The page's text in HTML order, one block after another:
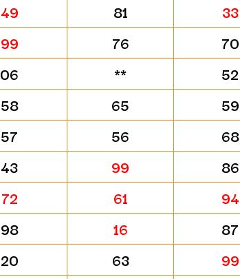
49
81 33
99
76 70
06
** 52
58
65 59
57
56 68
43
99 86
72
61 94
98
16 87
20
63 99